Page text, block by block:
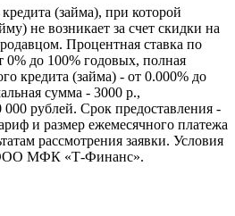
(займа), при которой
не возникает за счет скидки на
Процентная ставка по
0% до 100% годовых, полная
кредита (займа) - от 0.000% до
сумма - 3000 р.,
рублей. Срок предоставления -
и размер ежемесячного платежа
рассмотрения заявки. Условия
МФК «Т-Финанс».